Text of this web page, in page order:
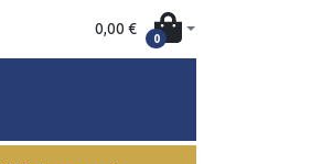
0,00 €
0